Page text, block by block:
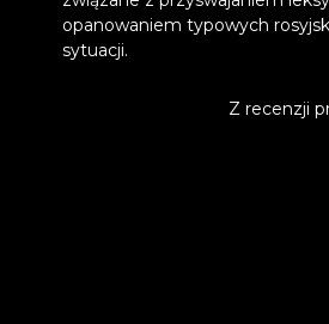
opanowaniem typowych
sytuacji.
Z recenzji